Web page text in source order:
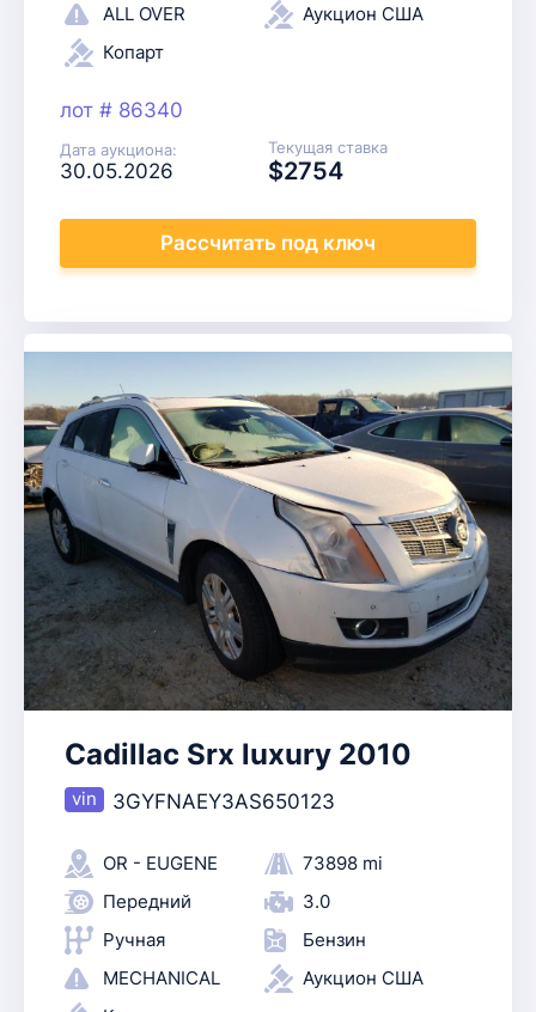
ALL OVER
Аукцион США
Копарт
лот # 86340
Дата аукциона:
30.05.2026
Текущая ставка
$2754
Рассчитать под ключ
Cadillac Srx luxury 2010
3GYFNAEY3AS650123
OR - EUGENE
73898 mi
Передний
3.0
Ручная
Бензин
MECHANICAL
Аукцион США